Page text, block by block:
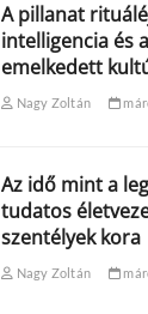
A pillanat
intelligencia és
emelkedett
Nagy Zoltán
Az idő mint a
tudatos
szentélyek kora
Nagy Zoltán